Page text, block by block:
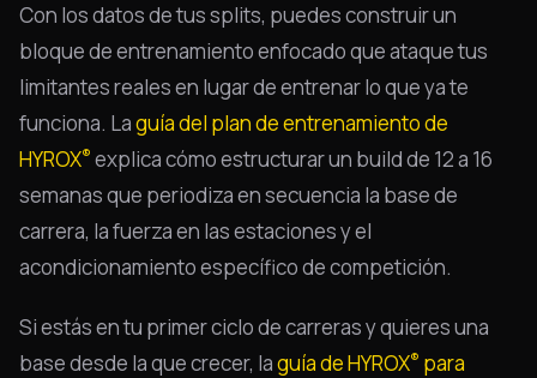
Con los datos de tus splits, puedes construir un
bloque de entrenamiento enfocado que ataque tus
limitantes reales en lugar de entrenar lo que ya te
funciona. Laguía del plan de entrenamiento de
HYROX® explica cómo estructurar un build de 12 a 16
semanas que periodiza en secuencia la base de
carrera, la fuerza en las estaciones y el
acondicionamiento específico de competición.
Si estás en tu primer ciclo de carreras y quieres una
base desde la que crecer, laguía de HYROX® para